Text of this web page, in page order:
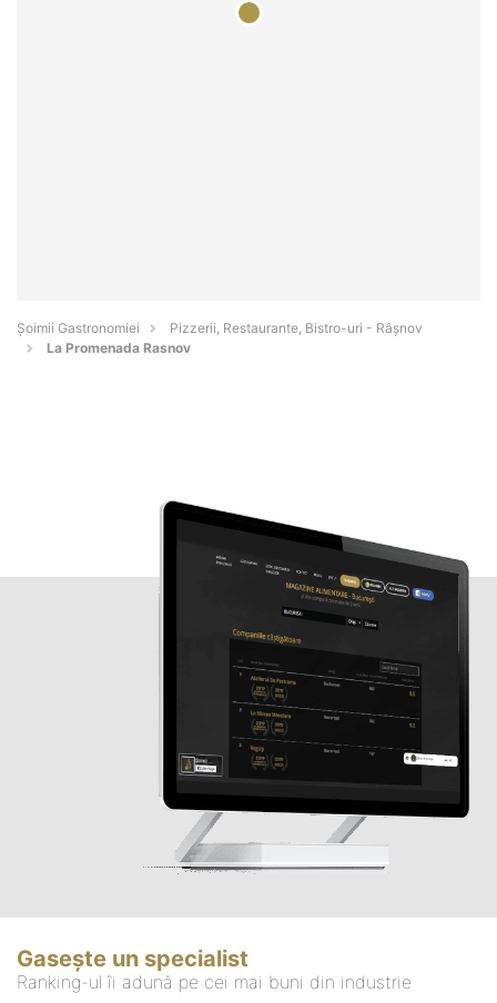
Șoimii Gastronomiei
Pizzerii, Restaurante, Bistro-uri - Râşnov
La Promenada Rasnov
Gasește un specialist
Ranking-ul îi adună pe cei mai buni din industrie